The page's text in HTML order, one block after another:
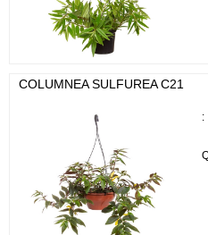
COLUMNEA SULFUREA C21
: